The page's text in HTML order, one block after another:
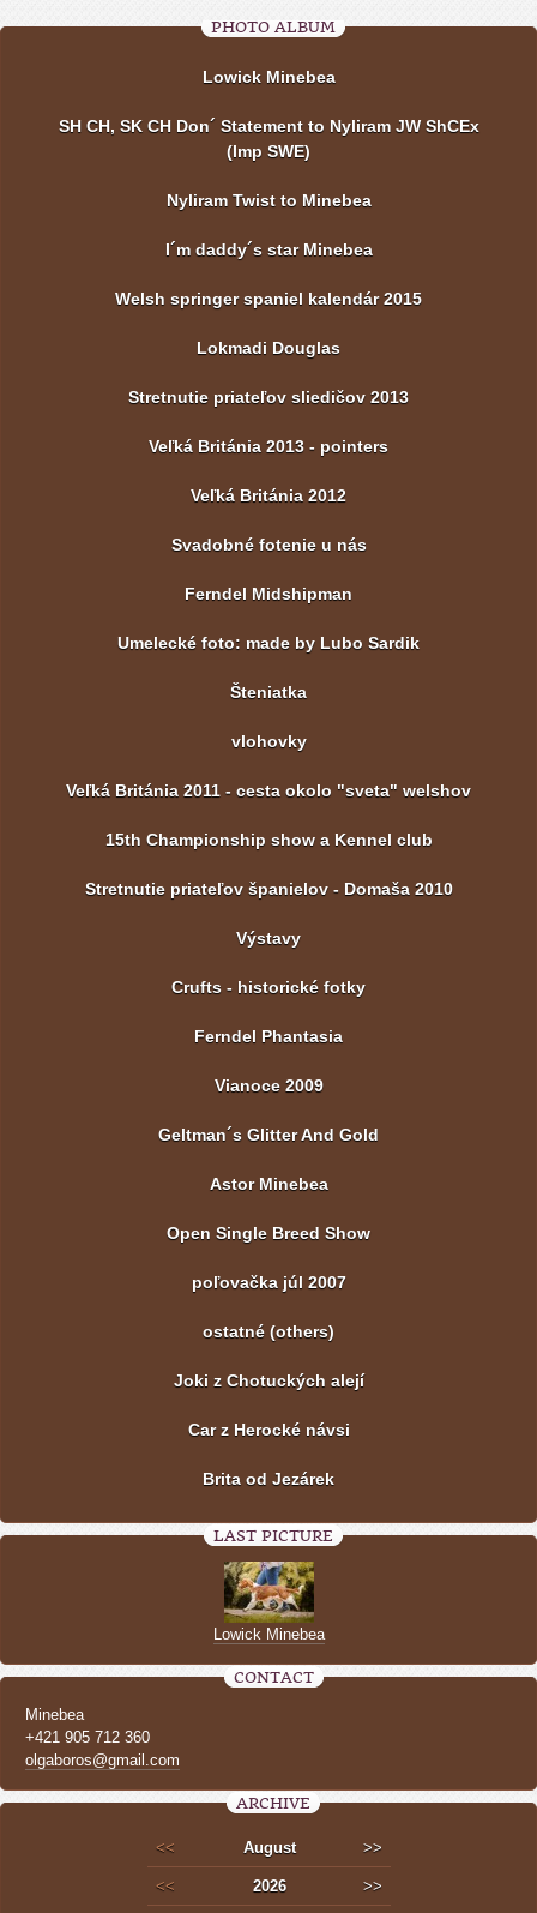
PHOTO ALBUM
Lowick Minebea
SH CH, SK CH Don´ Statement to Nyliram JW ShCEx
(Imp SWE)
Nyliram Twist to Minebea
I´m daddy´s star Minebea
Welsh springer spaniel kalendár 2015
Lokmadi Douglas
Stretnutie priateľov sliedičov 2013
Veľká Británia 2013 - pointers
Veľká Británia 2012
Svadobné fotenie u nás
Ferndel Midshipman
Umelecké foto: made by Lubo Sardik
Šteniatka
vlohovky
Veľká Británia 2011 - cesta okolo "sveta" welshov
15th Championship show a Kennel club
Stretnutie priateľov španielov - Domaša 2010
Výstavy
Crufts - historické fotky
Ferndel Phantasia
Vianoce 2009
Geltman´s Glitter And Gold
Astor Minebea
Open Single Breed Show
poľovačka júl 2007
ostatné (others)
Joki z Chotuckých alejí
Car z Herocké návsi
Brita od Jezárek
LAST PICTURE
Lowick Minebea
CONTACT
Minebea
+421 905 712 360
olgaboros@gmail.com
ARCHIVE
<< August >>
<< 2026 >>